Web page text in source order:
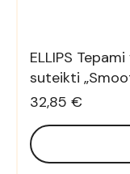
ELLIPS
suteikti
32,85 €